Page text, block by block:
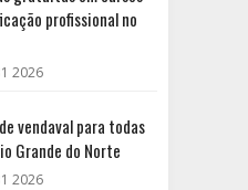
profissional no
2026
vendaval para todas
Grande do Norte
2026